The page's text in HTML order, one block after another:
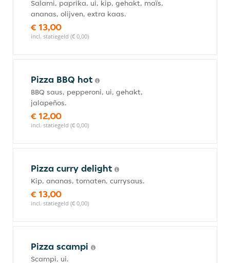
Salami, paprika, ui, kip, gehakt, maïs,
ananas, olijven, extra kaas.
€ 13,00
incl. statiegeld (€ 0,00)
Pizza BBQ hot
BBQ saus, pepperoni, ui, gehakt,
jalapeños.
€ 12,00
incl. statiegeld (€ 0,00)
Pizza curry delight
Kip, ananas, tomaten, currysaus.
€ 13,00
incl. statiegeld (€ 0,00)
Pizza scampi
Scampi, ui.